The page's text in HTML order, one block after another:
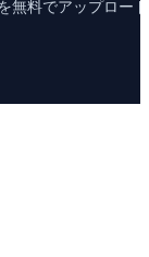
無料でアップロー